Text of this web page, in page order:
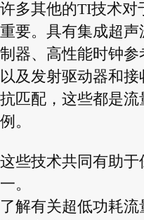
许多其他的TI技术对
重要。具有集成超
制器、高性能时钟
以及发射驱动器和
抗匹配，这些都是
例。
这些技术共同有助
一。
了解有关超低功耗